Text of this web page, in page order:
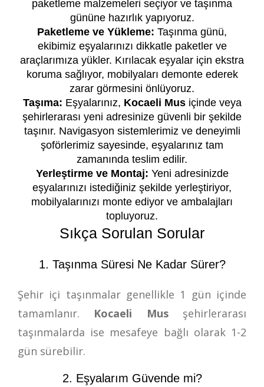
paketleme malzemeleri seçiyor ve taşınma
gününe hazırlık yapıyoruz.
Paketleme ve Yükleme: Taşınma günü,
ekibimiz eşyalarınızı dikkatle paketler ve
araçlarımıza yükler. Kırılacak eşyalar için ekstra
koruma sağlıyor, mobilyaları demonte ederek
zarar görmesini önlüyoruz.
Taşıma: Eşyalarınız, Kocaeli Mus içinde veya
şehirlerarası yeni adresinize güvenli bir şekilde
taşınır. Navigasyon sistemlerimiz ve deneyimli
şoförlerimiz sayesinde, eşyalarınız tam
zamanında teslim edilir.
Yerleştirme ve Montaj: Yeni adresinizde
eşyalarınızı istediğiniz şekilde yerleştiriyor,
mobilyalarınızı monte ediyor ve ambalajları
topluyoruz.
Sıkça Sorulan Sorular
1. Taşınma Süresi Ne Kadar Sürer?
Şehir içi taşınmalar genellikle 1 gün içinde
tamamlanır. Kocaeli Mus şehirlerarası
taşınmalarda ise mesafeye bağlı olarak 1-2
gün sürebilir.
2. Eşyalarım Güvende mi?